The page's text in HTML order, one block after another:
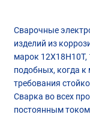
Сварочные
изделий из
марок
подобных, когда
требования
Сварка во всех
постоянным